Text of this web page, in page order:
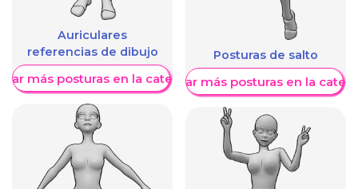
Auriculares
referencias de dibujo
más posturas en la categoría
Posturas de salto
Mostrar más posturas en la